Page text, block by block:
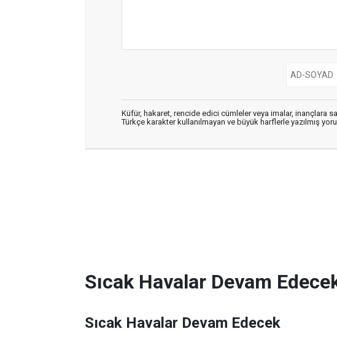
Küfür, hakaret, rencide edici cümleler veya imalar, inançlara
Türkçe karakter kullanılmayan ve büyük harflerle yazılmış
Sıcak Havalar Devam
Sıcak Havalar Devam Edecek